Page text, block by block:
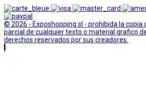
© 2026 - Exposhopping sl - prohibida la copia
parcial de cualquier texto o material grafico
derechos reservados por sus creadores.